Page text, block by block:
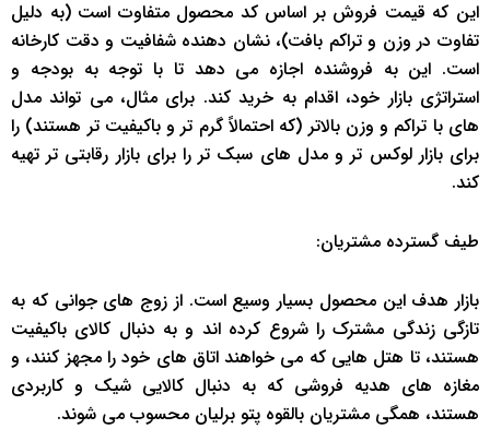
این که قیمت فروش بر اساس کد محصول متفاوت است (به دلیل
تفاوت در وزن و تراکم بافت)، نشان دهنده شفافیت و دقت کارخانه
است. این به فروشنده اجازه می دهد تا با توجه به بودجه و
استراتژی بازار خود، اقدام به خرید کند. برای مثال، می تواند مدل
های با تراکم و وزن بالاتر (که احتمالاً گرم تر و باکیفیت تر هستند) را
برای بازار لوکس تر و مدل های سبک تر را برای بازار رقابتی تر تهیه
کند.
طیف گسترده مشتریان:
بازار هدف این محصول بسیار وسیع است. از زوج های جوانی که به
تازگی زندگی مشترک را شروع کرده اند و به دنبال کالای باکیفیت
هستند، تا هتل هایی که می خواهند اتاق های خود را مجهز کنند، و
مغازه های هدیه فروشی که به دنبال کالایی شیک و کاربردی
هستند، همگی مشتریان بالقوه پتو برلیان محسوب می شوند.